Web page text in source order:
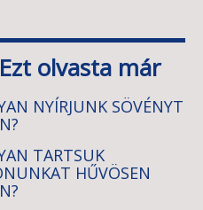
Ezt olvasta már
NYÍRJUNK SÖVÉNYT
TARTSUK
HŰVÖSEN